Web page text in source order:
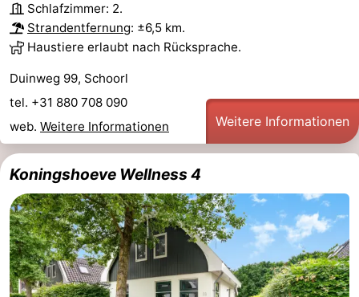
Schlafzimmer: 2.
Strandentfernung: ±6,5 km.
Haustiere erlaubt nach Rücksprache.
Duinweg 99, Schoorl
tel. +31 880 708 090
web. Weitere Informationen Weitere Informationen
Koningshoeve Wellness 4